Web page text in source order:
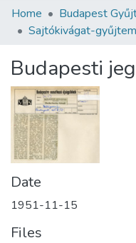
Communities &
Statistics
About us
Home Budapest
Sajtókivágat-
Budapesti
Date
1951-11-15
Files